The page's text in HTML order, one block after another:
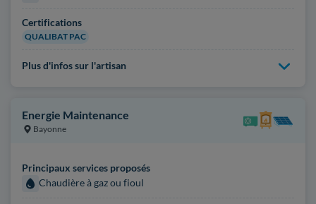
Certifications
QUALIBAT PAC
Plus d'infos sur l'artisan
Energie Maintenance
Bayonne
Principaux services proposés
Chaudière à gaz ou fioul